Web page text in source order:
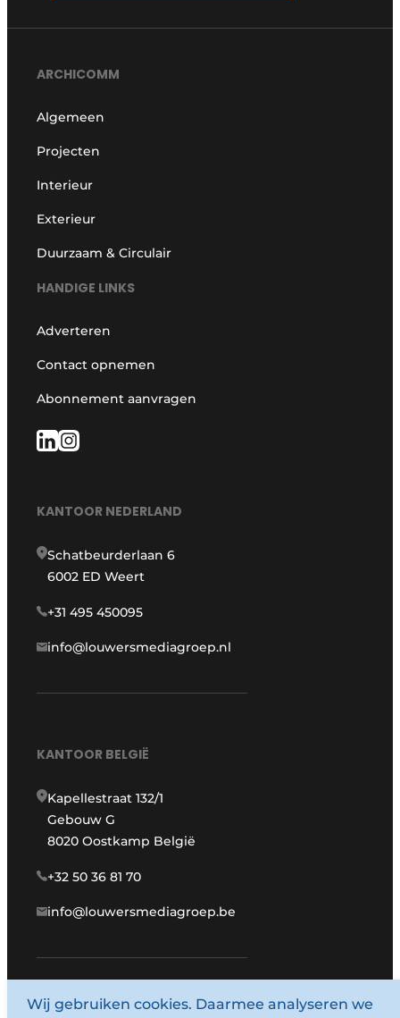
ARCHICOMM
Algemeen
Projecten
Interieur
Exterieur
Duurzaam & Circulair
HANDIGE LINKS
Adverteren
Contact opnemen
Abonnement aanvragen
KANTOOR NEDERLAND
Schatbeurderlaan 6
6002 ED Weert
+31 495 450095
info@louwersmediagroep.nl
KANTOOR BELGIË
Kapellestraat 132/1
Gebouw G
8020 Oostkamp België
+32 50 36 81 70
info@louwersmediagroep.be
www.louwersmediagroep.com
Wij gebruiken cookies. Daarmee analyseren we